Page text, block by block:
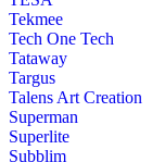
Tekmee
Tech One Tech
Tataway
Targus
Talens Art Creation
Superman
Superlite
Subblim